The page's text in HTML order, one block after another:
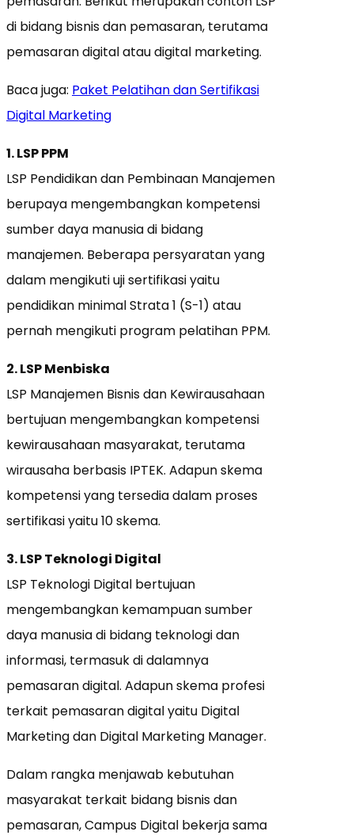
di bidang bisnis dan pemasaran, terutama
pemasaran digital atau digital marketing.
Baca juga: Paket Pelatihan dan Sertifikasi
Digital Marketing
1. LSP PPM
LSP Pendidikan dan Pembinaan Manajemen
berupaya mengembangkan kompetensi
sumber daya manusia di bidang
manajemen. Beberapa persyaratan yang
dalam mengikuti uji sertifikasi yaitu
pendidikan minimal Strata 1 (S-1) atau
pernah mengikuti program pelatihan PPM.
2. LSP Menbiska
LSP Manajemen Bisnis dan Kewirausahaan
bertujuan mengembangkan kompetensi
kewirausahaan masyarakat, terutama
wirausaha berbasis IPTEK. Adapun skema
kompetensi yang tersedia dalam proses
sertifikasi yaitu 10 skema.
3. LSP Teknologi Digital
LSP Teknologi Digital bertujuan
mengembangkan kemampuan sumber
daya manusia di bidang teknologi dan
informasi, termasuk di dalamnya
pemasaran digital. Adapun skema profesi
terkait pemasaran digital yaitu Digital
Marketing dan Digital Marketing Manager.
Dalam rangka menjawab kebutuhan
masyarakat terkait bidang bisnis dan
pemasaran, Campus Digital bekerja sama